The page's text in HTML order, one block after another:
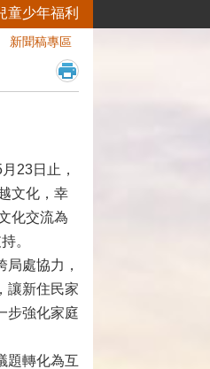
童少年福利
新聞稿專區
23日止，
文化，幸
化交流為
。
處協力，
讓新住民家
步強化家庭
題轉化為互